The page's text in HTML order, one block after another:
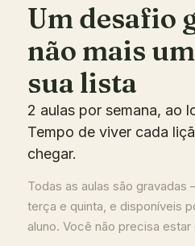
Um desafio
não mais
sua lista
2 aulas por semana, ao
Tempo de viver cada
chegar.
Todas as aulas são
terça e quinta, e disponíveis
aluno. Você não precisa